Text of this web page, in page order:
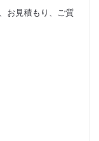
お見積もり、ご質